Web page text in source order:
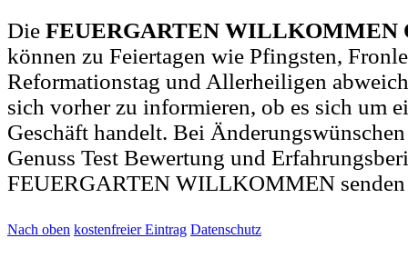
Die FEUERGARTEN WILLKOMMEN
können zu Feiertagen wie Pfingsten,
Reformationstag und Allerheiligen
sich vorher zu informieren, ob es sich um
Geschäft handelt. Bei
Genuss Test Bewertung und
FEUERGARTEN WILLKOMMEN
Nach oben kostenfreier Eintrag Datenschutz